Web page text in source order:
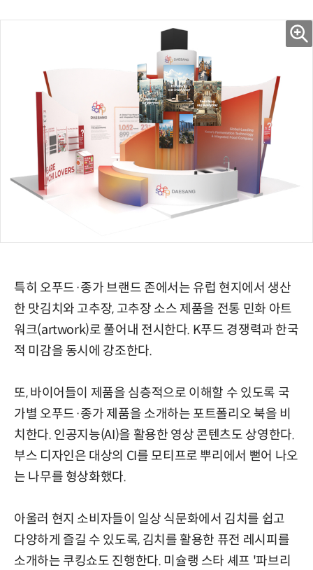
특히 오푸드·종가 브랜드 존에서는 유럽 현지에서 생산
한 맛김치와 고추장, 고추장 소스 제품을 전통 민화 아트
워크(artwork)로 풀어내 전시한다. K푸드 경쟁력과 한국
적 미감을 동시에 강조한다.
또, 바이어들이 제품을 심층적으로 이해할 수 있도록 국
가별 오푸드·종가 제품을 소개하는 포트폴리오 북을 비
치한다. 인공지능(AI)을 활용한 영상 콘텐츠도 상영한다.
부스 디자인은 대상의 CI를 모티프로 뿌리에서 뻗어 나오
는 나무를 형상화했다.
아울러 현지 소비자들이 일상 식문화에서 김치를 쉽고
다양하게 즐길 수 있도록, 김치를 활용한 퓨전 레시피를
소개하는 쿠킹쇼도 진행한다. 미슐랭 스타 셰프 '파브리